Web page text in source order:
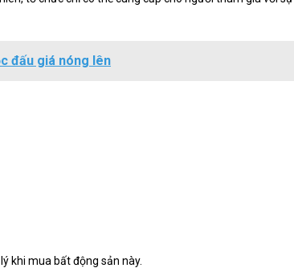
đấu giá nóng lên
khi mua bất động sản này.